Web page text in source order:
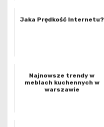
Jaka Prędkość Internetu?
Najnowsze trendy w
meblach kuchennych w
warszawie